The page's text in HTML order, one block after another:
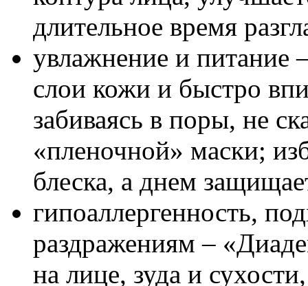
длительное время
увлажнение и питание
слои кожи и быстро
забиваясь в поры, не
«пленочной» маски;
блеска, а днем
гипоаллергенность,
раздражениям –
на лице, зуда и